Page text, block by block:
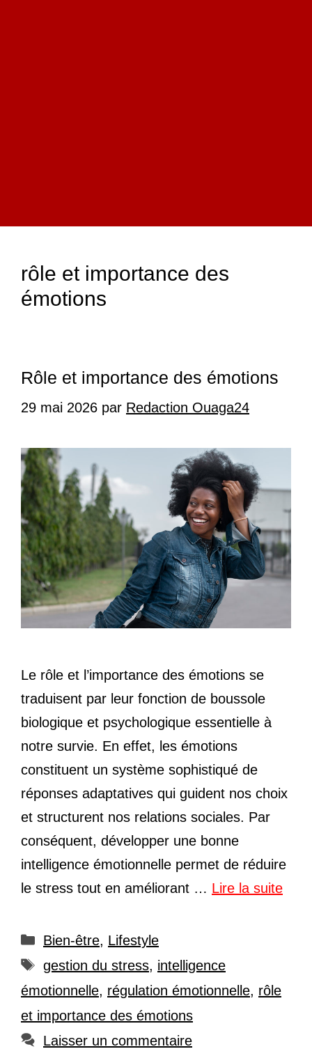
rôle et importance des
émotions
Rôle et importance des émotions
29 mai 2026 par Redaction Ouaga24
Le rôle et l’importance des émotions se
traduisent par leur fonction de boussole
biologique et psychologique essentielle à
notre survie. En effet, les émotions
constituent un système sophistiqué de
réponses adaptatives qui guident nos choix
et structurent nos relations sociales. Par
conséquent, développer une bonne
intelligence émotionnelle permet de réduire
le stress tout en améliorant … Lire la suite
Catégories
Bien-être, Lifestyle
Étiquettes
gestion du stress, intelligence
émotionnelle, régulation émotionnelle, rôle
et importance des émotions
Laisser un commentaire